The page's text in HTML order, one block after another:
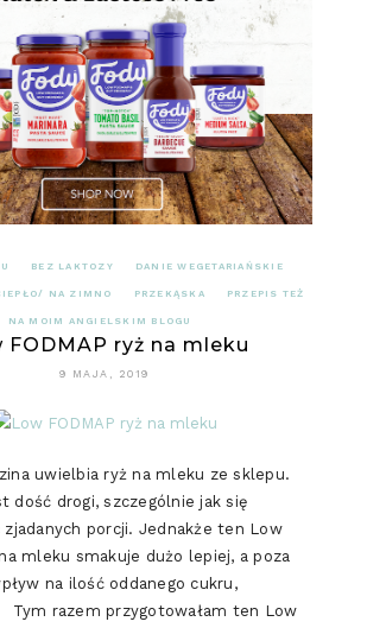
BEZ LAKTOZY DANIE WEGETARIAŃSKIE
NA ZIMNO PRZEKĄSKA PRZEPIS TEŻ
NA MOIM ANGIELSKIM BLOGU
FODMAP ryż na mleku
9 MAJA, 2019
uwielbia ryż na mleku ze sklepu.
dość drogi, szczególnie jak się
porcji. Jednakże ten Low
mleku smakuje dużo lepiej, a poza
na ilość oddanego cukru,
razem przygotowałam ten Low